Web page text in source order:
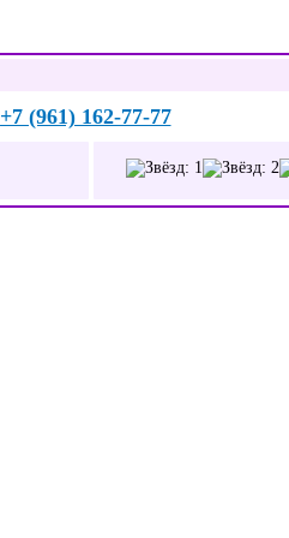
+7 (961) 162-77-77